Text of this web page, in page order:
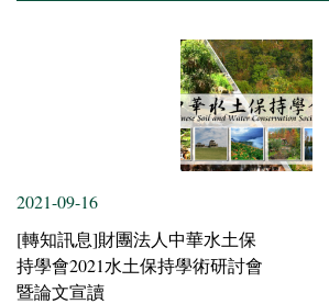
2021-09-16
[轉知訊息]財團法人中華水土保
持學會2021水土保持學術研討會
暨論文宣讀